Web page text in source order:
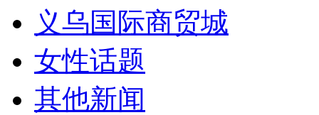
义乌国际商贸城
女性话题
其他新闻